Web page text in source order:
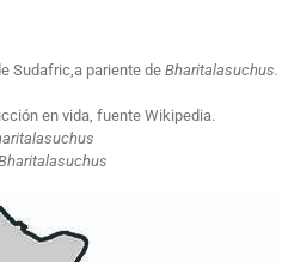
Sudafric,a pariente de Bharitalasuchus.
en vida, fuente Wikipedia.